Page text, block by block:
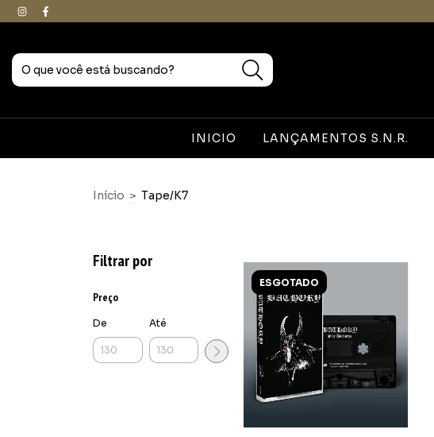
INICIO LANÇAMENTOS S.N.R.
Início > Tape/K7
Filtrar por
Preço
De Até
ESGOTADO